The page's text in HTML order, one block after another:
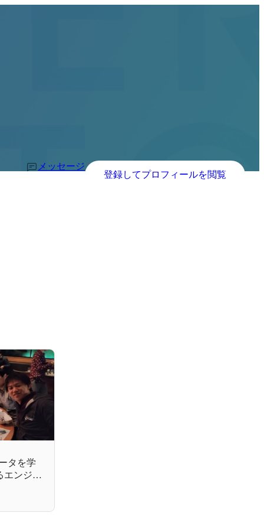
メッセージ
登録してプロフィールを閲覧
タを学
エンジニ